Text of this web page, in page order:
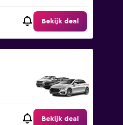
Bekijk deal
Bekijk deal